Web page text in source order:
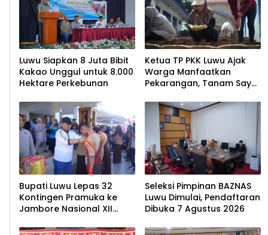
Luwu Siapkan 8 Juta Bibit
Kakao Unggul untuk 8.000
Hektare Perkebunan
Ketua TP PKK Luwu Ajak
Warga Manfaatkan
Pekarangan, Tanam Sayur
Bupati Luwu Lepas 32
Kontingen Pramuka ke
Jambore Nasional XII
Seleksi Pimpinan BAZNAS
Luwu Dimulai, Pendaftaran
Dibuka 7 Agustus 2026